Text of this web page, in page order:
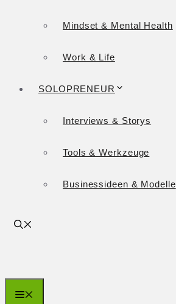
Mindset & Mental Health
Work & Life
SOLOPRENEUR
Interviews & Storys
Tools & Werkzeuge
Businessideen & Modelle